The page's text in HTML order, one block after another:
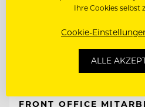
TOP ARBEITGEBER
Mount Med Resort
6311 Wildschönau-Oberau,
FRONT OFFICE
Ihre Cookies selbst
Cookie-
ALLE